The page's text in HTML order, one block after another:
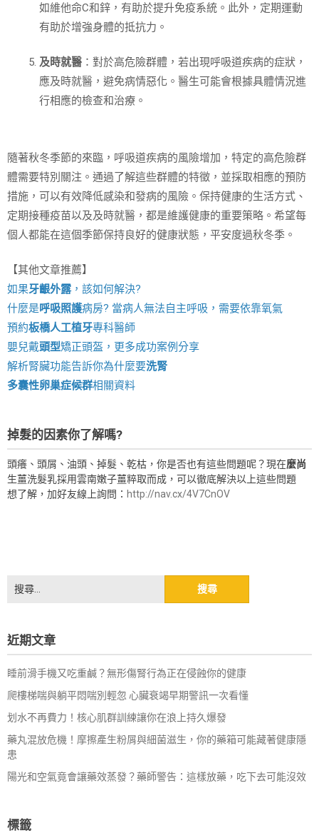
如維他命C和鋅，有助於提升免疫系統。此外，定期運動
有助於增強身體的抵抗力。
及時就醫 ：對於高危險群體，若出現呼吸道疾病的症狀，
應及時就醫，避免病情惡化。醫生可能會根據具體情況進
行相應的檢查和治療。
隨著秋冬季節的來臨，呼吸道疾病的風險增加，特定的高危險群
體需要特別關注。通過了解這些群體的特徵，並採取相應的預防
措施，可以有效降低感染和發病的風險。保持健康的生活方式、
定期接種疫苗以及及時就醫，都是維護健康的重要策略。希望每
個人都能在這個季節保持良好的健康狀態，平安度過秋冬季。
【其他文章推薦】
如果牙齦外露，該如何解決?
什麼是呼吸照護病房? 當病人無法自主呼吸，需要依靠氧氣
預約板橋人工植牙專科醫師
嬰兒戴頭型矯正頭盔，更多成功案例分享
解析腎臟功能告訴你為什麼要洗腎
多囊性卵巢症候群相關資料
掉髮的因素你了解嗎?
頭癢、頭屑、油頭、掉髮、乾枯，你是否也有這些問題呢？現在麼尚
生薑洗髮乳採用雲南嫩子薑粹取而成，可以徹底解決以上這些問題
想了解，加好友線上詢問： http://nav.cx/4V7CnOV
搜
尋
字:
近期文章
睡前滑手機又吃重鹹？無形傷腎行為正在侵蝕你的健康
爬樓梯喘與躺平悶喘別輕忽 心臟衰竭早期警訊一次看懂
划水不再費力！核心肌群訓練讓你在浪上持久爆發
藥丸混放危機！摩擦產生粉屑與細菌滋生，你的藥箱可能藏著健康隱
患
陽光和空氣竟會讓藥效蒸發？藥師警告：這樣放藥，吃下去可能沒效
標籤